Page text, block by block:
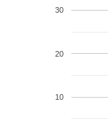
10
20
30